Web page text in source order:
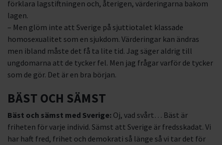
förklara lagstiftningen och, återigen, värderingarna bakom
lagen.
– Men glöm inte att Sverige på sjuttiotalet klassade
homosexualitet som en sjukdom. Värderingar kan ändras
men ibland måste det få ta lite tid. Jag säger aldrig till
ungdomarna att de tycker fel. Men jag frågar varför de tycker
som de gör. Det är en bra början.
BÄST OCH SÄMST
Bäst och sämst med Sverige: Oj, vad svårt… Bäst är
friheten för varje individ. Sämst att Sverige är fredsskadat. Vi
har haft fred, frihet och demokrati så länge så vi tar det för